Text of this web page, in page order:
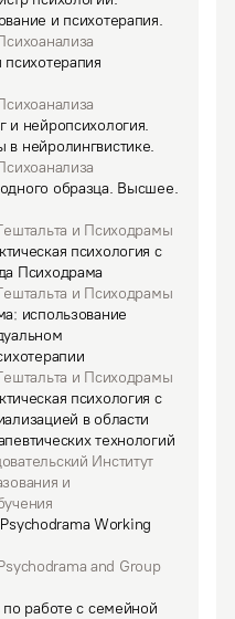
и психотерапия.
психотерапия
и нейропсихология.
нейролингвистике.
образца. Высшее.
и Психодрамы
психология с
Психодрама
и Психодрамы
использование
и Психодрамы
психология с
в области
технологий
Институт
и
Working
and Group
работе с семейной